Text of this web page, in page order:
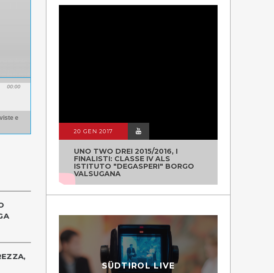
00:00
e
20 GEN 2017
UNO TWO DREI 2015/2016, I
FINALISTI: CLASSE IV ALS
ISTITUTO "DEGASPERI" BORGO
VALSUGANA
SÜDTIROL LIVE